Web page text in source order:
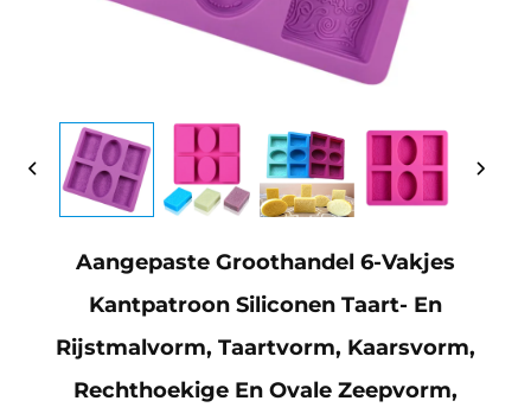
Aangepaste Groothandel 6-Vakjes
Kantpatroon Siliconen Taart- En
Rijstmalvorm, Taartvorm, Kaarsvorm,
Rechthoekige En Ovale Zeepvorm,